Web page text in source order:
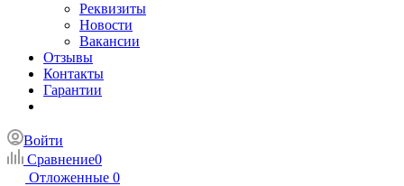
Реквизиты
Новости
Вакансии
Отзывы
Контакты
Гарантии
Войти
Сравнение0
Отложенные 0